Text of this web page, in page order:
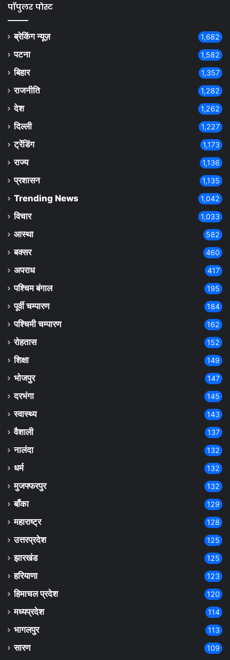
पॉपुलर पोस्ट
ब्रेकिंग न्यूज़ 1,682
पटना 1,582
बिहार 1,357
राजनीति 1,282
देश 1,262
दिल्ली 1,227
ट्रेंडिंग 1,173
राज्य 1,136
प्रशासन 1,135
Trending News 1,042
विचार 1,033
आस्था 582
बक्सर 460
अपराध 417
पश्चिम बंगाल 195
पूर्वी चम्पारण 184
पश्चिमी चम्पारण 162
रोहतास 152
शिक्षा 149
भोजपुर 147
दरभंगा 145
स्वास्थ्य 143
वैशाली 137
नालंदा 132
धर्म 132
मुजफ्फरपुर 132
बाँका 129
महाराष्ट्र 128
उत्तरप्रदेश 125
झारखंड 125
हरियाणा 123
हिमाचल प्रदेश 120
मध्यप्रदेश 114
भागलपुर 113
सारण 109